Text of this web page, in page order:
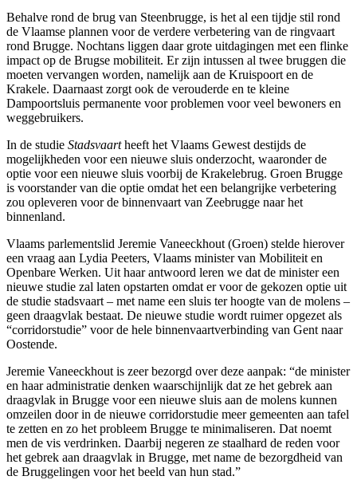
Behalve rond de brug van Steenbrugge, is het al een tijdje stil rond
de Vlaamse plannen voor de verdere verbetering van de ringvaart
rond Brugge. Nochtans liggen daar grote uitdagingen met een flinke
impact op de Brugse mobiliteit. Er zijn intussen al twee bruggen die
moeten vervangen worden, namelijk aan de Kruispoort en de
Krakele. Daarnaast zorgt ook de verouderde en te kleine
Dampoortsluis permanente voor problemen voor veel bewoners en
weggebruikers.
In de studie Stadsvaartheeft het Vlaams Gewest destijds de
mogelijkheden voor een nieuwe sluis onderzocht, waaronder de
optie voor een nieuwe sluis voorbij de Krakelebrug. Groen Brugge
is voorstander van die optie omdat het een belangrijke verbetering
zou opleveren voor de binnenvaart van Zeebrugge naar het
binnenland.
Vlaams parlementslid Jeremie Vaneeckhout (Groen) stelde hierover
een vraag aan Lydia Peeters, Vlaams minister van Mobiliteit en
Openbare Werken. Uit haar antwoord leren we dat de minister een
nieuwe studie zal laten opstarten omdat er voor de gekozen optie uit
de studie stadsvaart – met name een sluis ter hoogte van de molens –
geen draagvlak bestaat. De nieuwe studie wordt ruimer opgezet als
“corridorstudie” voor de hele binnenvaartverbinding van Gent naar
Oostende.
Jeremie Vaneeckhout is zeer bezorgd over deze aanpak: “de minister
en haar administratie denken waarschijnlijk dat ze het gebrek aan
draagvlak in Brugge voor een nieuwe sluis aan de molens kunnen
omzeilen door in de nieuwe corridorstudie meer gemeenten aan tafel
te zetten en zo het probleem Brugge te minimaliseren. Dat noemt
men de vis verdrinken. Daarbij negeren ze staalhard de reden voor
het gebrek aan draagvlak in Brugge, met name de bezorgdheid van
de Bruggelingen voor het beeld van hun stad.”